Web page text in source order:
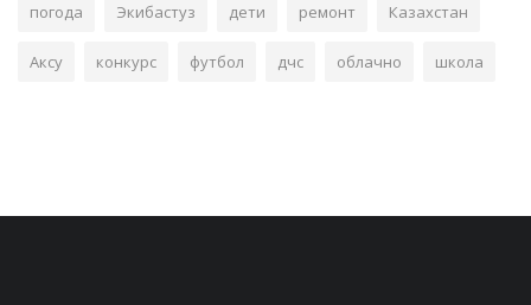
погода Экибастуз дети ремонт Казахстан
Аксу конкурс футбол дчс облачно школа